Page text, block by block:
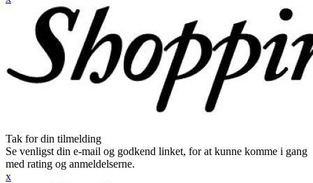
Tak for din tilmelding
Se venligst din e-mail og godkend linket, for at kunne komme i gang
med rating og anmeldelserne.
x